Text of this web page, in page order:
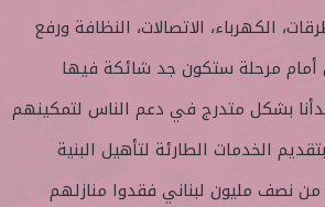
الكهرباء، الاتصالات، النظافة ورفع
أمام مرحلة ستكون جد شائكة فيها
بشكل متدرج في دعم الناس لتمكينهم
الخدمات الطارئة لتأهيل البنية
من نصف مليون لبناني فقدوا منازلهم